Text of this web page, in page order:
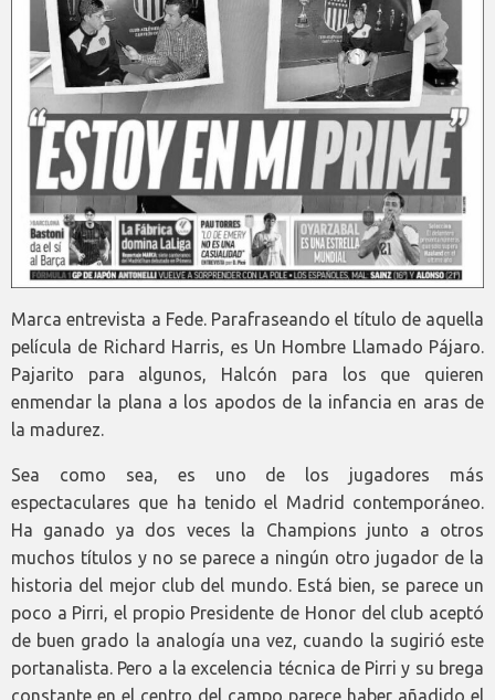
Marca entrevista a Fede. Parafraseando el título de aquella
película de Richard Harris, es Un Hombre Llamado Pájaro.
Pajarito para algunos, Halcón para los que quieren
enmendar la plana a los apodos de la infancia en aras de
la madurez.
Sea como sea, es uno de los jugadores más
espectaculares que ha tenido el Madrid contemporáneo.
Ha ganado ya dos veces la Champions junto a otros
muchos títulos y no se parece a ningún otro jugador de la
historia del mejor club del mundo. Está bien, se parece un
poco a Pirri, el propio Presidente de Honor del club aceptó
de buen grado la analogía una vez, cuando la sugirió este
portanalista. Pero a la excelencia técnica de Pirri y su brega
constante en el centro del campo parece haber añadido el